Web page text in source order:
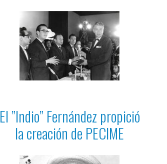
El ”Indio” Fernández propició
la creación de PECIME